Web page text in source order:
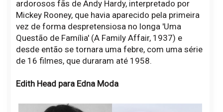
ardorosos fãs de Andy Hardy, interpretado por
Mickey Rooney, que havia aparecido pela primeira
vez de forma despretensiosa no longa 'Uma
Questão de Família' (A Family Affair, 1937) e
desde então se tornara uma febre, com uma série
de 16 filmes, que duraram até 1958.
Edith Head para Edna Moda